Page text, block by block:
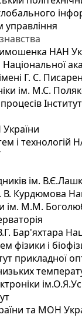
управління
НАН
Національної
Г. С.
ім. М.С.
України
і технологій
ім.
В. Курдюмова
ім. М.М.
Бар'яхтара
фізики і
прикладної
та МОН